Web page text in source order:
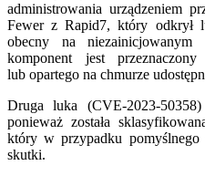
administrowania urządzeniem
Fewer z Rapid7, który odkrył
obecny na
komponent jest
lub opartego na chmurze
Druga luka (CVE-2023-50358)
ponieważ została
który w przypadku pomyślnego
skutki.